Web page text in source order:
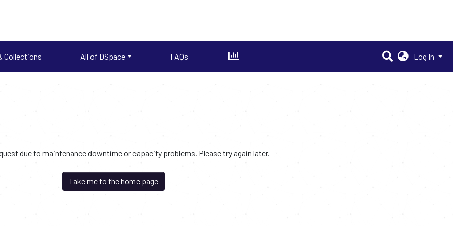
Collections All of DSpace FAQs Log In
due to maintenance downtime or capacity problems. Please try again later.
Take me to the home page